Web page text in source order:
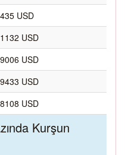
USD
USD
USD
USD
USD
Kurşun